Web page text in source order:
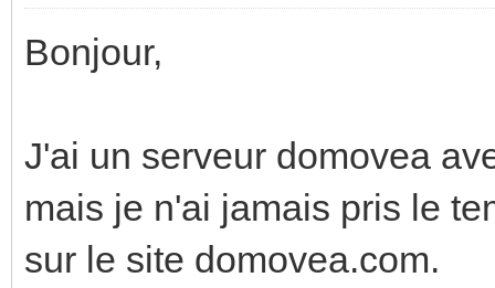
Bonjour,
J'ai un serveur domovea
mais je n'ai jamais pris le
sur le site domovea.com.